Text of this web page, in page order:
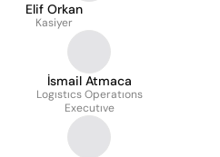
Elif Orkan
Kasiyer
İsmail Atmaca
Logıstıcs Operatıons
Executıve